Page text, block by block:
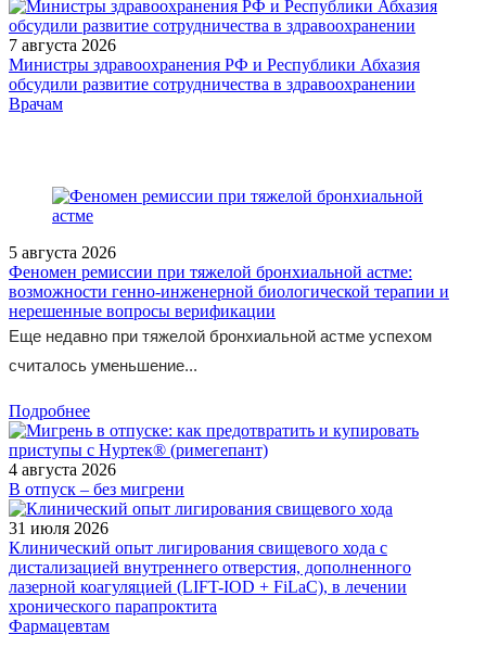
7 августа 2026
Министры здравоохранения РФ и Республики Абхазия
обсудили развитие сотрудничества в здравоохранении
/doctor/pulmonology/vnebolnichnaya-pnevmoniya-kak-
Врачам
5 августа 2026
Феномен ремиссии при тяжелой бронхиальной астме:
возможности генно-инженерной биологической терапии и
нерешенные вопросы верификации
Еще недавно при тяжелой бронхиальной астме успехом
считалось уменьшение...
Подробнее
4 августа 2026
В отпуск – без мигрени
31 июля 2026
Клинический опыт лигирования свищевого хода с
дистализацией внутреннего отверстия, дополненного
лазерной коагуляцией (LIFT-IOD + FiLaC), в лечении
хронического парапроктита
Фармацевтам